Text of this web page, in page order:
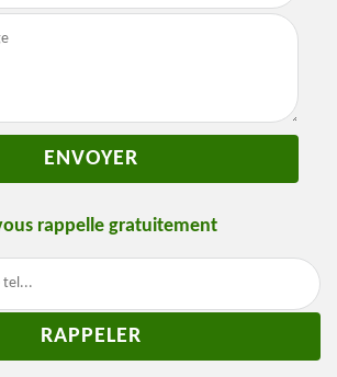
rappelle gratuitement